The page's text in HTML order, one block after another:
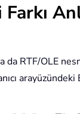
da RTF/OLE